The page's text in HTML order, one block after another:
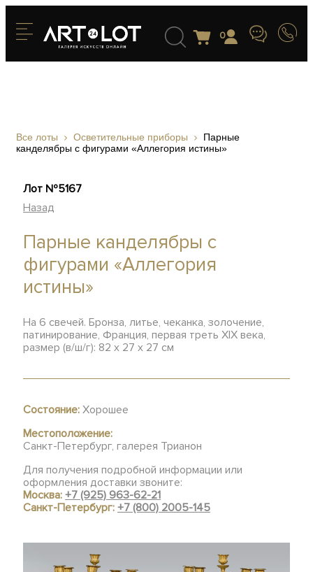
0
Все лоты Осветительные приборы
Парные
канделябры с фигурами «Аллегория истины»
Лот №5167
Назад
Парные канделябры с
фигурами «Аллегория
истины»
На 6 свечей. Бронза, литье, чеканка, золочение,
патинирование, Франция, первая треть XIX века,
размер (в/ш/г): 82 х 27 х 27 см
Состояние: Хорошее
Местоположение:
Санкт-Петербург, галерея Трианон
Для получения подробной информации или
оформления доставки звоните:
Москва:+7 (925) 963-62-21
Санкт-Петербург:+7 (800) 2005-145